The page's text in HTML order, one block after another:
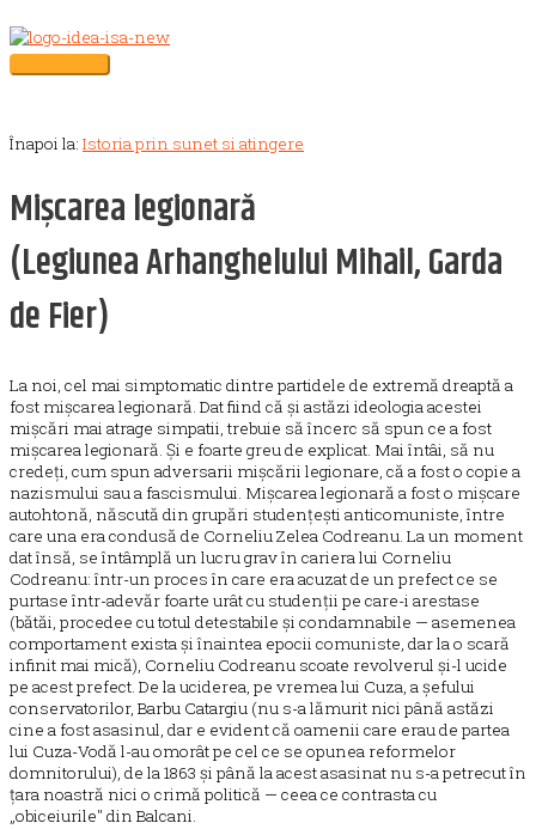
to
content
Main
Înapoi la: Istoria prin sunet si atingere
Mișcarea legionară
(Legiunea Arhanghelului Mihail, Garda
de Fier)
La noi, cel mai simptomatic dintre partidele de extremă dreaptă a
fost mișcarea legionară. Dat fiind că și astăzi ideologia acestei
mișcări mai atrage simpatii, trebuie să încerc să spun ce a fost
mișcarea legionară. Și e foarte greu de explicat. Mai întâi, să nu
credeți, cum spun adversarii mișcării legionare, că a fost o copie a
nazismului sau a fascismului. Mișcarea legionară a fost o mișcare
autohtonă, născută din grupări studențești anticomuniste, între
care una era condusă de Corneliu Zelea Codreanu. La un moment
dat însă, se întâmplă un lucru grav în cariera lui Corneliu
Codreanu: într-un proces în care era acuzat de un prefect ce se
purtase într-adevăr foarte urât cu studenții pe care-i arestase
(bătăi, procedee cu totul detestabile și condamnabile — asemenea
comportament exista și înaintea epocii comuniste, dar la o scară
infinit mai mică), Corneliu Codreanu scoate revolverul și-l ucide
pe acest prefect. De la uciderea, pe vremea lui Cuza, a șefului
conservatorilor, Barbu Catargiu (nu s-a lămurit nici până astăzi
cine a fost asasinul, dar e evident că oamenii care erau de partea
lui Cuza-Vodă l-au omorât pe cel ce se opunea reformelor
domnitorului), de la 1863 și până la acest asasinat nu s-a petrecut în
țara noastră nici o crimă politică — ceea ce contrasta cu
„obiceiurile" din Balcani.